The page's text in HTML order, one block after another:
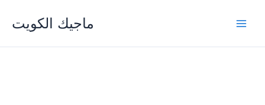
content
ماجيك الكويت